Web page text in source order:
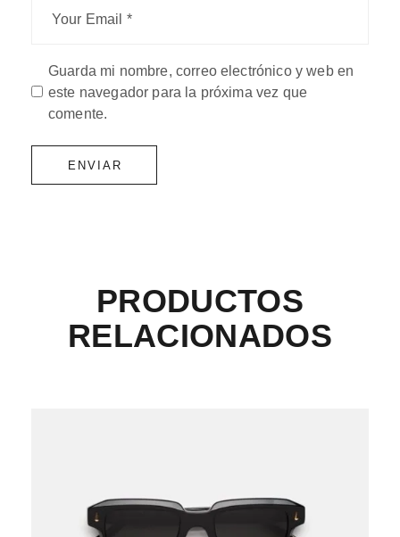
Guarda mi nombre, correo electrónico y web en
este navegador para la próxima vez que
comente.
ENVIAR
PRODUCTOS
RELACIONADOS